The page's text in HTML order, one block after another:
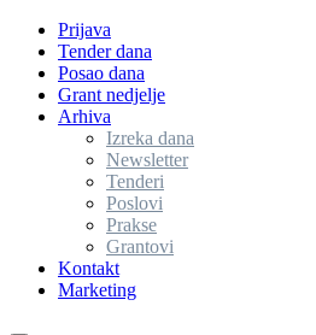
Prijava
Tender dana
Posao dana
Grant nedjelje
Arhiva
Izreka dana
Newsletter
Tenderi
Poslovi
Prakse
Grantovi
Kontakt
Marketing